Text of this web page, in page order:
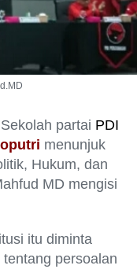
partai PDI
menunjuk
Hukum, dan
MD mengisi
itu diminta
tentang persoalan